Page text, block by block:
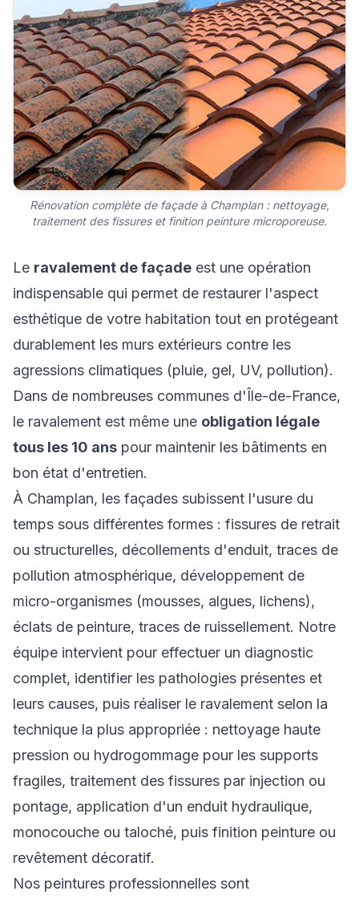
Rénovation complète de façade à Champlan : nettoyage,
traitement des fissures et finition peinture microporeuse.
Le ravalement de façade est une opération
indispensable qui permet de restaurer l'aspect
esthétique de votre habitation tout en protégeant
durablement les murs extérieurs contre les
agressions climatiques (pluie, gel, UV, pollution).
Dans de nombreuses communes d'Île-de-France,
le ravalement est même une obligation légale
tous les 10 ans pour maintenir les bâtiments en
bon état d'entretien.
À Champlan, les façades subissent l'usure du
temps sous différentes formes : fissures de retrait
ou structurelles, décollements d'enduit, traces de
pollution atmosphérique, développement de
micro-organismes (mousses, algues, lichens),
éclats de peinture, traces de ruissellement. Notre
équipe intervient pour effectuer un diagnostic
complet, identifier les pathologies présentes et
leurs causes, puis réaliser le ravalement selon la
technique la plus appropriée : nettoyage haute
pression ou hydrogommage pour les supports
fragiles, traitement des fissures par injection ou
pontage, application d'un enduit hydraulique,
monocouche ou taloché, puis finition peinture ou
revêtement décoratif.
Nos peintures professionnelles sont